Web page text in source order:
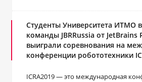
Студенты Университета ИТМО в
команды JBRRussia от JetBrains
выиграли соревнования на
конференции робототехники
ICRA2019 — это международная